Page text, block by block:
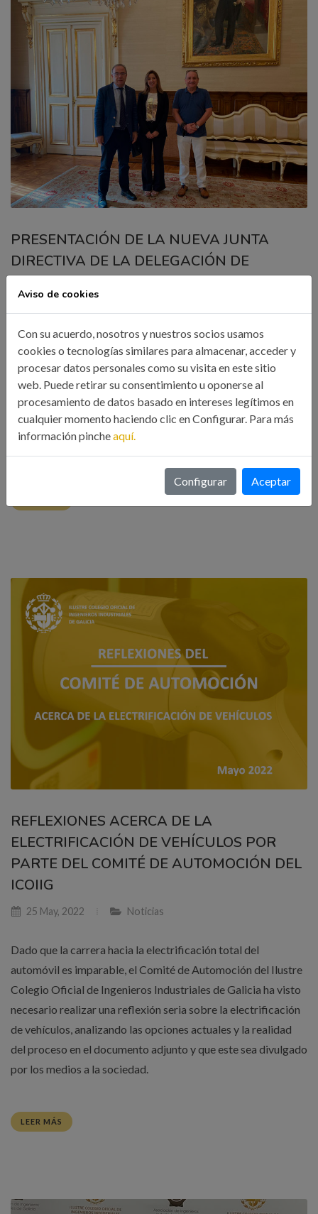
PRESENTACIÓN DE LA NUEVA JUNTA
DIRECTIVA DE LA DELEGACIÓN DE
SANTIAGO DE COMPOSTELA AL ALCALDE
DE LA CIUDAD | ICOIIG
13 Jun, 2022 Noticias
La primera presentación institucional de la nueva Junta
directiva de la Delegación del ICOIIG en Santiago de
Compostela se llevó a cabo el pasado viernes 3 de Junio en
una reunión con el Alcalde de Santiago Xosé A. Sánchez
REFLEXIONES ACERCA DE LA
ELECTRIFICACIÓN DE VEHÍCULOS POR
PARTE DEL COMITÉ DE AUTOMOCIÓN DEL
ICOIIG
25 May, 2022 Noticias
Dado que la carrera hacia la electrificación total del
automóvil es imparable, el Comité de Automoción del Ilustre
Colegio Oficial de Ingenieros Industriales de Galicia ha visto
necesario realizar una reflexión seria sobre la electrificación
de vehículos, analizando las opciones actuales y la realidad
del proceso en el documento adjunto y que este sea divulgado
por los medios a la sociedad.
LEER MÁS
Aviso de cookies
Con su acuerdo, nosotros y nuestros socios usamos
cookies o tecnologías similares para almacenar, acceder y
procesar datos personales como su visita en este sitio
web. Puede retirar su consentimiento u oponerse al
procesamiento de datos basado en intereses legítimos en
cualquier momento haciendo clic en Configurar. Para más
información pincheaquí.
Configurar Aceptar